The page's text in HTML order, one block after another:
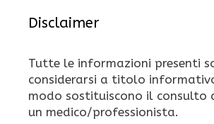
Disclaimer
Tutte le informazioni presenti
considerarsi a titolo
modo sostituiscono il consulto
un medico/professionista.